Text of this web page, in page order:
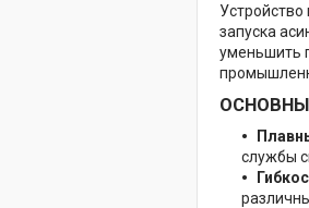
запуска
уменьшить
службы